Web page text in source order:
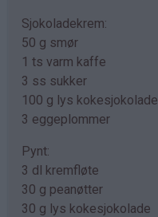
Sjokoladekrem:
50 g smør
1 ts varm kaffe
3 ss sukker
100 g lys kokesjokolade
3 eggeplommer
Pynt:
3 dl kremfløte
30 g peanøtter
30 g lys kokesjokolade